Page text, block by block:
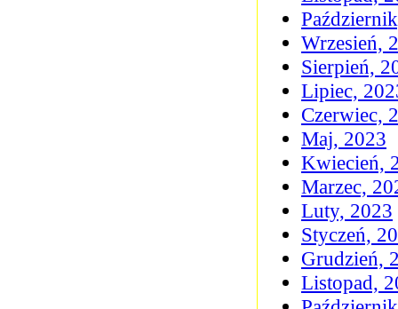
Wrzesień,
Sierpień,
Lipiec,
Czerwiec,
Maj, 2023
Kwiecień,
Marzec,
Luty, 2023
Styczeń,
Grudzień,
Listopad,